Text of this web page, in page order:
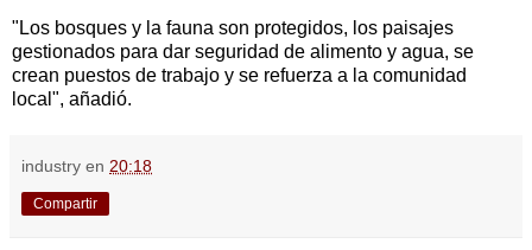
"Los bosques y la fauna son protegidos, los paisajes
gestionados para dar seguridad de alimento y agua, se
crean puestos de trabajo y se refuerza a la comunidad
local", añadió.
industry en 20:18
Compartir